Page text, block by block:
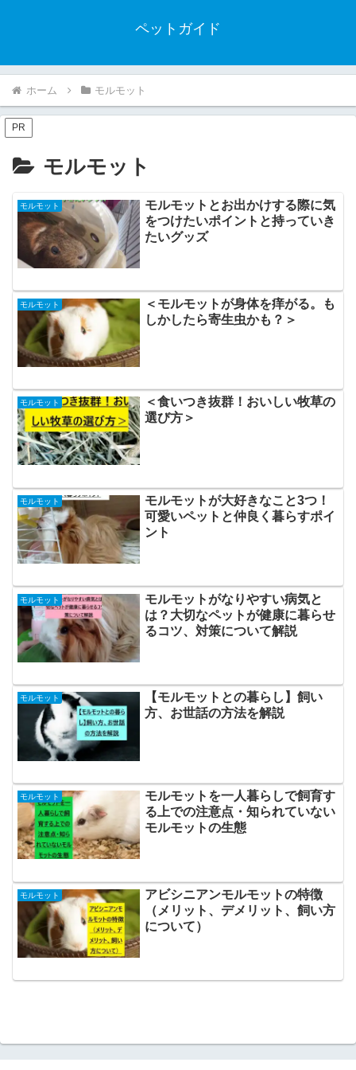
ペットガイド
ホーム モルモット
PR
モルモット
モルモット
モルモットとお出かけする際に気
をつけたいポイントと持っていき
たいグッズ
モルモット
＜モルモットが身体を痒がる。も
しかしたら寄生虫かも？＞
モルモット
＜食いつき抜群！おいしい牧草の
選び方＞
モルモット
モルモットが大好きなこと3つ！
可愛いペットと仲良く暮らすポイ
ント
モルモット
モルモットがなりやすい病気と
は？大切なペットが健康に暮らせ
るコツ、対策について解説
モルモット
【モルモットとの暮らし】飼い
方、お世話の方法を解説
モルモット
モルモットを一人暮らしで飼育す
る上での注意点・知られていない
モルモットの生態
モルモット
アビシニアンモルモットの特徴
（メリット、デメリット、飼い方
について）